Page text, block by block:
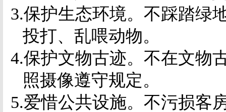
3.保护生态环境。不踩踏绿
投打、乱喂动物。
4.保护文物古迹。不在文物
照摄像遵守规定。
5.爱惜公共设施。不污损客